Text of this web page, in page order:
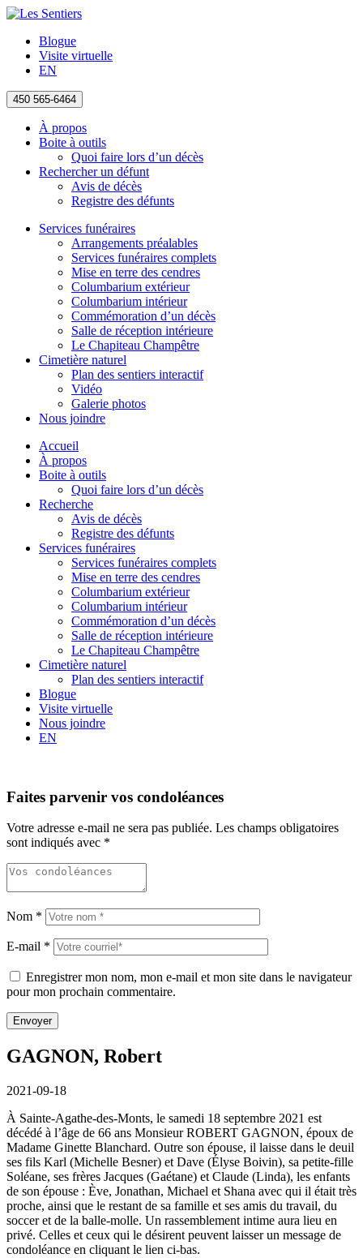
Blogue
Visite virtuelle
EN
450 565-6464
À propos
Boite à outils
Quoi faire lors d’un décès
Rechercher un défunt
Avis de décès
Registre des défunts
Services funéraires
Arrangements préalables
Services funéraires complets
Mise en terre des cendres
Columbarium extérieur
Columbarium intérieur
Commémoration d’un décès
Salle de réception intérieure
Le Chapiteau Champêtre
Cimetière naturel
Plan des sentiers interactif
Vidéo
Galerie photos
Nous joindre
Accueil
À propos
Boite à outils
Quoi faire lors d’un décès
Recherche
Avis de décès
Registre des défunts
Services funéraires
Services funéraires complets
Mise en terre des cendres
Columbarium extérieur
Columbarium intérieur
Commémoration d’un décès
Salle de réception intérieure
Le Chapiteau Champêtre
Cimetière naturel
Plan des sentiers interactif
Blogue
Visite virtuelle
Nous joindre
EN
Faites parvenir vos condoléances
Votre adresse e-mail ne sera pas publiée. Les champs obligatoires
sont indiqués avec *
Nom *
E-mail *
Enregistrer mon nom, mon e-mail et mon site dans le navigateur
pour mon prochain commentaire.
GAGNON, Robert
2021-09-18
À Sainte-Agathe-des-Monts, le samedi 18 septembre 2021 est
décédé à l’âge de 66 ans Monsieur ROBERT GAGNON, époux de
Madame Ginette Blanchard. Outre son épouse, il laisse dans le deuil
ses fils Karl (Michelle Besner) et Dave (Élyse Boivin), sa petite-fille
Soléane, ses frères Jacques (Gaétane) et Claude (Linda), les enfants
de son épouse : Ève, Jonathan, Michael et Shana avec qui il était très
proche, ainsi que le restant de sa famille et ses amis du travail, du
soccer et de la balle-molle. Un rassemblement intime aura lieu en
privé. Celles et ceux qui le désirent peuvent laisser un message de
condoléance en cliquant le lien ci-bas.